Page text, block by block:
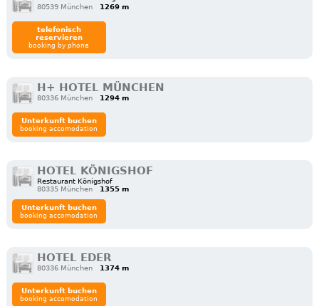
80539 München 1269 m
telefonisch
reservieren
booking by phone
H+ HOTEL MÜNCHEN
80336 München 1294 m
Unterkunft buchen
booking accomodation
HOTEL KÖNIGSHOF
Restaurant Königshof
80335 München
1355 m
Unterkunft buchen
booking accomodation
HOTEL EDER
80336 München 1374 m
Unterkunft buchen
booking accomodation